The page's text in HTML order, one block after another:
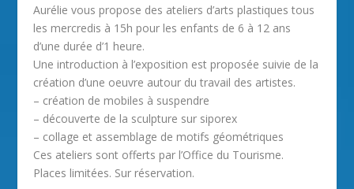
Aurélie vous propose des ateliers d’arts plastiques tous
les mercredis à 15h pour les enfants de 6 à 12 ans
d’une durée d’1 heure.
Une introduction à l’exposition est proposée suivie de la
création d’une oeuvre autour du travail des artistes.
– création de mobiles à suspendre
– découverte de la sculpture sur siporex
– collage et assemblage de motifs géométriques
Ces ateliers sont offerts par l’Office du Tourisme.
Places limitées. Sur réservation.